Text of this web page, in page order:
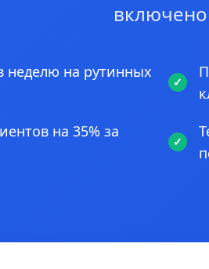
включено
неделю на рутинных
на 35% за